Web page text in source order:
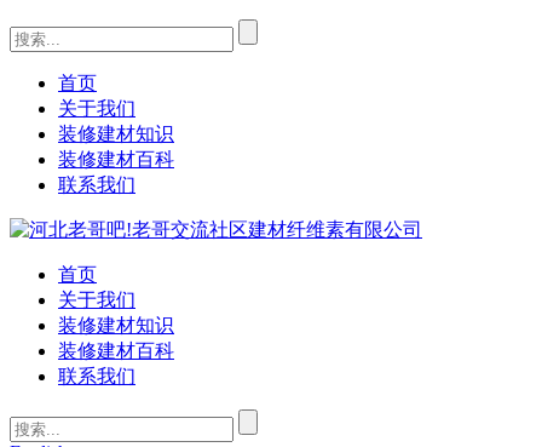
首页
关于我们
装修建材知识
装修建材百科
联系我们
首页
关于我们
装修建材知识
装修建材百科
联系我们